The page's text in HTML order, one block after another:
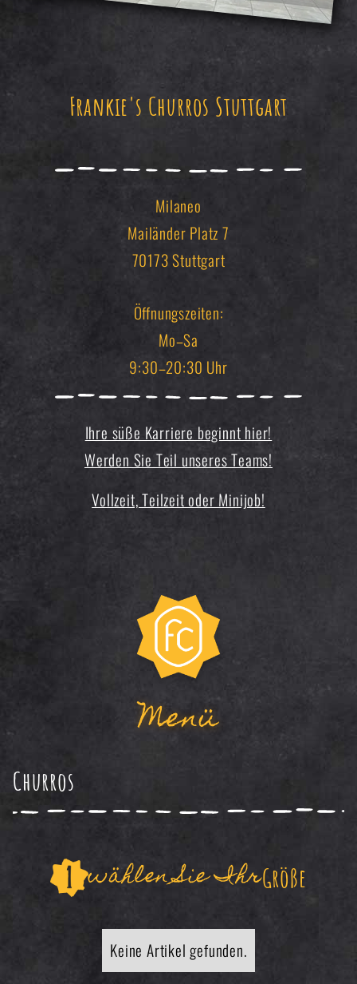
Frankie's Churros Stuttgart
Milaneo
Mailänder Platz 7
70173 Stuttgart
Öffnungszeiten:
Mo–Sa
9:30–20:30 Uhr
Ihre süße Karriere beginnt hier!
Werden Sie Teil unseres Teams!
Vollzeit, Teilzeit oder Minijob!
Menü
Churros
wählen Sie IhrGröße
Keine Artikel gefunden.